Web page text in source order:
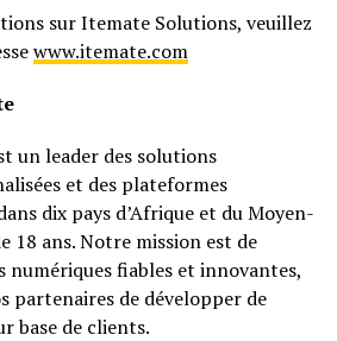
sur Itemate Solutions, veuillez
www.itemate.com
un leader des solutions
et des plateformes
dix pays d’Afrique et du Moyen-
18 ans. Notre mission est de
fiables et innovantes,
partenaires de développer de
base de clients.